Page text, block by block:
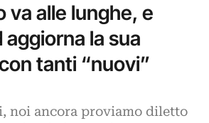
va alle lunghe, e
aggiorna la sua
tanti “nuovi”
noi ancora proviamo diletto